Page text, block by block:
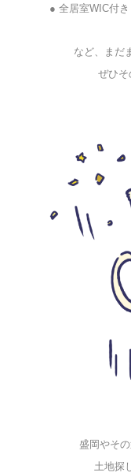
● 全居室WIC付き
など、まだ
ぜひそ
盛岡やそ
土地探